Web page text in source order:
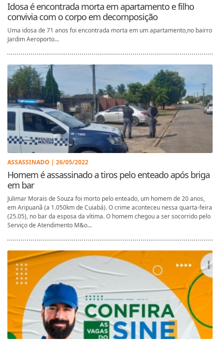
Idosa é encontrada morta em apartamento e filho
convivia com o corpo em decomposição
Uma idosa de 71 anos foi encontrada morta em um apartamento,no bairro
Jardim Aeroporto...
ASSASSINADO | 26/05/2022
Homem é assassinado a tiros pelo enteado após briga
em bar
Julimar Morais de Souza foi morto pelo enteado, um homem de 20 anos,
em Aripuanã (a 1.050km de Cuiabá). O crime aconteceu nessa quarta-feira
(25.05), no bar da esposa da vítima. O homem chegou a ser socorrido pelo
Serviço de Atendimento M&o...